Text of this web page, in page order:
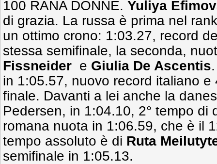
100 RANA DONNE. Yuliya
di grazia. La russa è prima nel
un ottimo crono: 1:03.27, record
stessa semifinale, la seconda,
Fissneider e Giulia De Ascentis
in 1:05.57, nuovo record italiano e
finale. Davanti a lei anche la
Pedersen, in 1:04.10, 2° tempo di
romana nuota in 1:06.59, che è il
tempo assoluto è di Ruta
semifinale in 1:05.13.